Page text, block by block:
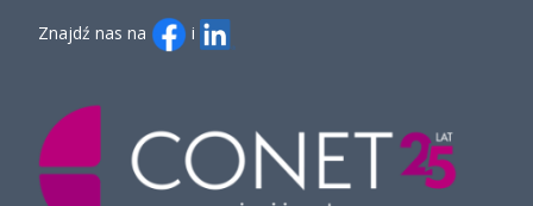
Znajdź nas na i